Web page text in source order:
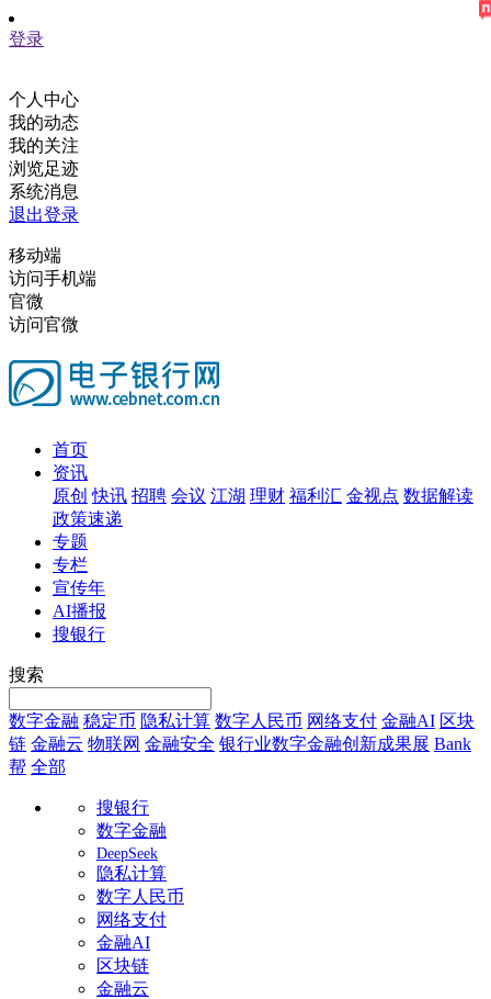
登录
个人中心
我的动态
我的关注
浏览足迹
系统消息
退出登录
移动端
访问手机端
官微
访问官微
首页
资讯
原创 快讯 招聘 会议 江湖 理财 福利汇 金视点 数据解读
政策速递
专题
专栏
宣传年
AI播报
搜银行
搜索
数字金融 稳定币 隐私计算 数字人民币 网络支付 金融AI 区块
链 金融云 物联网 金融安全 银行业数字金融创新成果展 Bank
帮 全部
搜银行
数字金融
DeepSeek
隐私计算
数字人民币
网络支付
金融AI
区块链
金融云